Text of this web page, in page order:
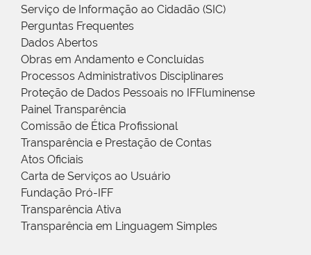
Serviço de Informação ao Cidadão (SIC)
Perguntas Frequentes
Dados Abertos
Obras em Andamento e Concluídas
Processos Administrativos Disciplinares
Proteção de Dados Pessoais no IFFluminense
Painel Transparência
Comissão de Ética Profissional
Transparência e Prestação de Contas
Atos Oficiais
Carta de Serviços ao Usuário
Fundação Pró-IFF
Transparência Ativa
Transparência em Linguagem Simples